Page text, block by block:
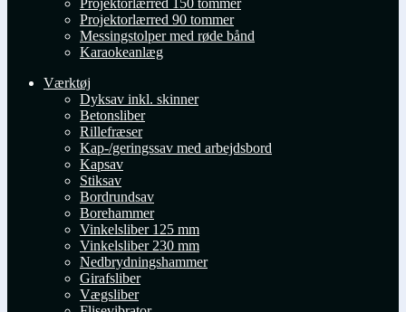
Projektorlærred 150 tommer
Projektorlærred 90 tommer
Messingstolper med røde bånd
Karaokeanlæg
Værktøj
Dyksav inkl. skinner
Betonsliber
Rillefræser
Kap-/geringssav med arbejdsbord
Kapsav
Stiksav
Bordrundsav
Borehammer
Vinkelsliber 125 mm
Vinkelsliber 230 mm
Nedbrydningshammer
Girafsliber
Vægsliber